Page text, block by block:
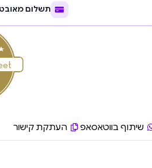
תשלום
שיתוף בווטאסאפ העתקת קישור